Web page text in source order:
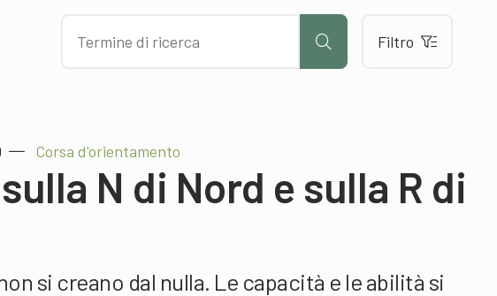
Filtro
Corsa d'orientamento
N di Nord e sulla R di
si creano dal nulla. Le capacità e le abilità si